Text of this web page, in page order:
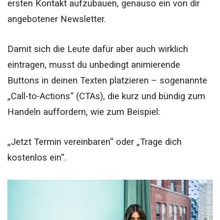
ersten Kontakt aufzubauen, genauso ein von dir
angebotener Newsletter.
Damit sich die Leute dafür aber auch wirklich
eintragen, musst du unbedingt animierende
Buttons in deinen Texten platzieren – sogenannte
„Call-to-Actions“ (CTAs), die kurz und bündig zum
Handeln auffordern, wie zum Beispiel:
„Jetzt Termin vereinbaren“ oder „Trage dich
kostenlos ein“.